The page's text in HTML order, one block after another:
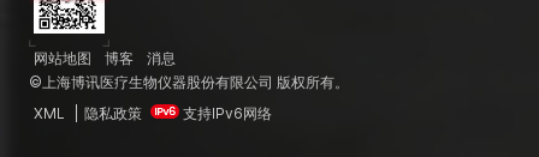
网站地图 博客
消息
©上海博讯医疗生物仪器股份有限公司 版权所有。
XML
隐私政策 支持IPv6网络